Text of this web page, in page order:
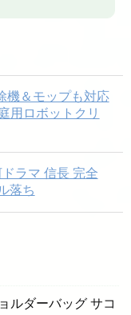
機＆モップも対応
用ロボットクリ
ラマ 信長 完全
落ち
ルダーバッグ サコ